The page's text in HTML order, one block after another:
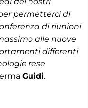
permetterci di
di riunioni
alle nuove
differenti
rese
Guidi.